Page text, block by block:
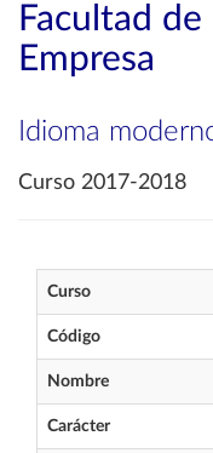
Facultad
Empresa
Idioma
Curso 2017-2018
Curso
Código
Nombre
Carácter